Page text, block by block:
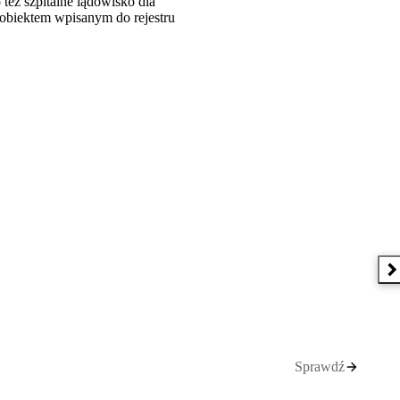
wpisanym do rejestru
Sprawdź